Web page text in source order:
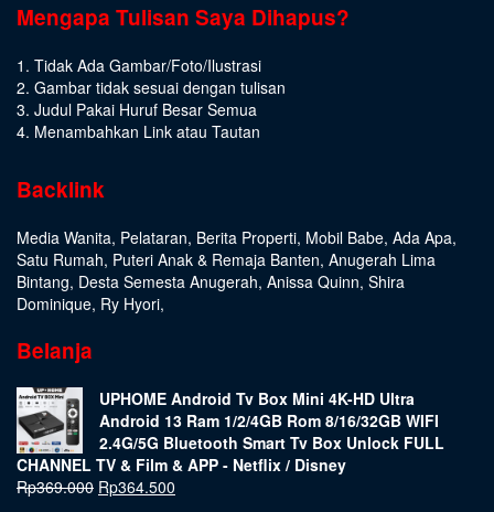
Mengapa Tulisan Saya Dihapus?
1. Tidak Ada Gambar/Foto/Ilustrasi
2. Gambar tidak sesuai dengan tulisan
3. Judul Pakai Huruf Besar Semua
4. Menambahkan Link atau Tautan
Backlink
Media Wanita, Pelataran, Berita Properti, Mobil Babe, Ada Apa,
Satu Rumah, Puteri Anak & Remaja Banten, Anugerah Lima
Bintang, Desta Semesta Anugerah, Anissa Quinn, Shira
Dominique, Ry Hyori,
Belanja
UPHOME Android Tv Box Mini 4K-HD Ultra
Android 13 Ram 1/2/4GB Rom 8/16/32GB WIFI
2.4G/5G Bluetooth Smart Tv Box Unlock FULL
CHANNEL TV & Film & APP - Netflix / Disney
Rp369.000 Rp364.500